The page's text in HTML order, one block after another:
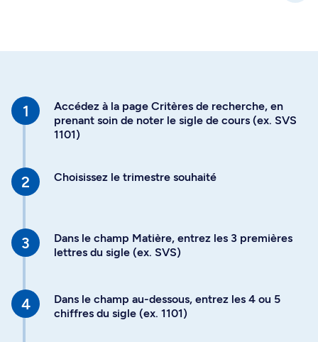
Accédez à la page Critères de recherche, en
prenant soin de noter le sigle de cours (ex. SVS
1101)
Choisissez le trimestre souhaité
Dans le champ Matière, entrez les 3 premières
lettres du sigle (ex. SVS)
Dans le champ au-dessous, entrez les 4 ou 5
chiffres du sigle (ex. 1101)